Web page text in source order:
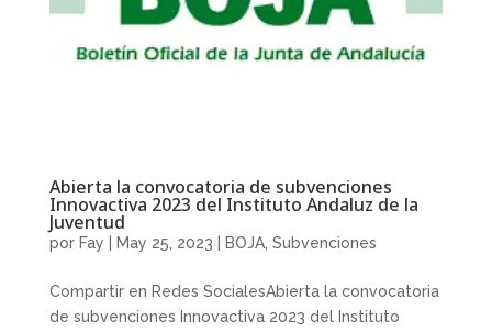
Abierta la convocatoria de subvenciones
Innovactiva 2023 del Instituto Andaluz de la
Juventud
por Fay May 25, 2023 BOJA, Subvenciones
Compartir en Redes SocialesAbierta la convocatoria
de subvenciones Innovactiva 2023 del Instituto